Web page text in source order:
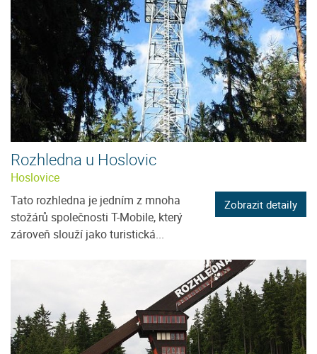
Rozhledna u Hoslovic
Hoslovice
Tato rozhledna je jedním z mnoha
stožárů společnosti T-Mobile, který
zároveň slouží jako turistická...
Zobrazit detaily